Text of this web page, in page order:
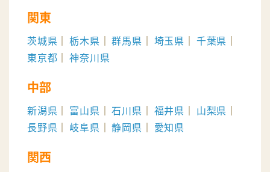
関東
茨城県 栃木県 群馬県 埼玉県
千葉県
東京都
神奈川県
中部
新潟県 富山県 石川県 福井県
山梨県
長野県
岐阜県 静岡県 愛知県
関西